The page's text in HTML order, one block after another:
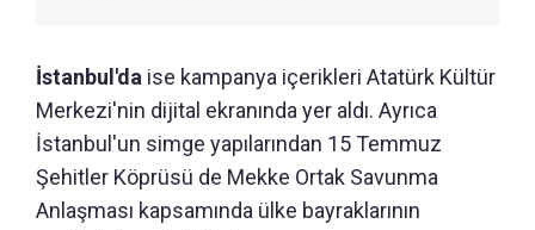
İstanbul'da ise kampanya içerikleri Atatürk Kültür
Merkezi'nin dijital ekranında yer aldı. Ayrıca
İstanbul'un simge yapılarından 15 Temmuz
Şehitler Köprüsü de Mekke Ortak Savunma
Anlaşması kapsamında ülke bayraklarının